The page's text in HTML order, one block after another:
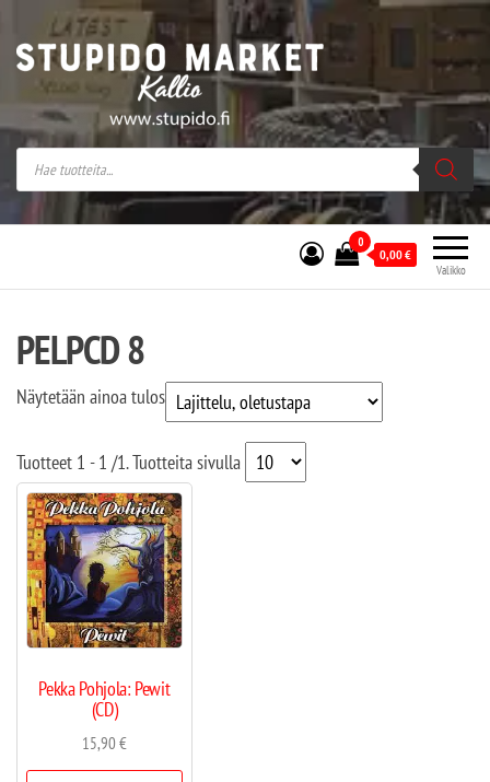
Stupido Market – verkossa ja kivijalassa
Stupido Market on vaihtoehtomusaan
erikoistunut verkko- sekä
kivijalkakauppa Helsingissä Kallion
sydämessä.
Valikko
0
0,00€
PELPCD 8
Näytetään ainoa tulos
Tuotteet 1 - 1 /1. Tuotteita sivulla
Pekka Pohjola: Pewit
(CD)
15,90€